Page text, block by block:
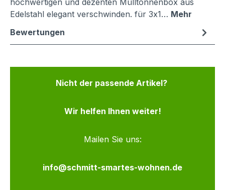
hochwertigen und dezenten Mülltonnenbox aus
Edelstahl elegant verschwinden. für 3x1… Mehr
Bewertungen
Nicht der passende Artikel?
Wir helfen Ihnen weiter!
Mailen Sie uns:
info@schmitt-smartes-wohnen.de